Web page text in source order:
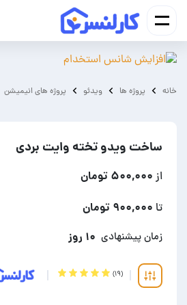
خانه پروژه ها ویدئو پروژه های انیمیشن
ساخت ویدو تخته وایت بردی
از ۵۰۰,۰۰۰ تومان
تا ۹۰۰,۰۰۰ تومان
زمان پیشنهادی ۱۰ روز
(۱۹)